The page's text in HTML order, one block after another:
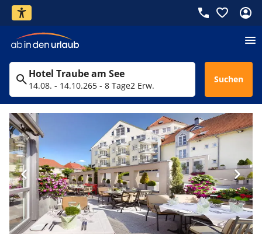
Hotel Traube am See
14.08. - 14.10.265 - 8 Tage2 Erw.
Suchen